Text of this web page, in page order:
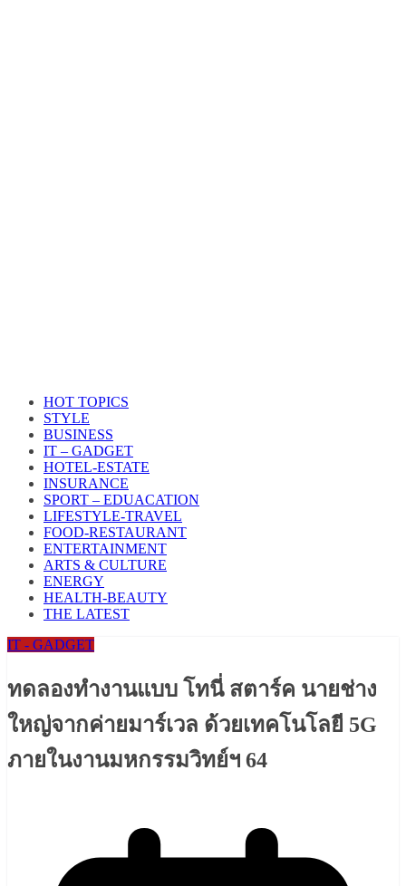
HOT TOPICS
STYLE
BUSINESS
IT – GADGET
HOTEL-ESTATE
INSURANCE
SPORT – EDUACATION
LIFESTYLE​-TRAVEL​
FOOD-RESTAURANT
ENTERTAINMENT
ARTS & CULTURE
ENERGY
HEALTH​-BEAUTY
THE LATEST
IT - GADGET
ทดลองทำงานแบบ โทนี่ สตาร์ค นายช่าง
ใหญ่จากค่ายมาร์เวล ด้วยเทคโนโลยี 5G
ภายในงานมหกรรมวิทย์ฯ 64